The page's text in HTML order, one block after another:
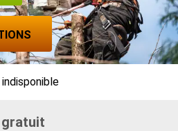
indisponible
gratuit